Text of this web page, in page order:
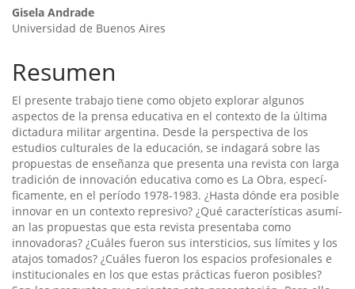
Contenido
principal
del
artículo
Gisela Andrade
Universidad de Buenos Aires
Resumen
El presente trabajo tiene como objeto explorar algunos
aspectos de la prensa educativa en el contexto de la última
dictadura militar argentina. Desde la perspectiva de los
estudios culturales de la educación, se indagará sobre las
propuestas de enseñanza que presenta una revista con larga
tradición de innovación educativa como es La Obra, especí­
ficamente, en el perí­odo 1978-1983. ¿Hasta dónde era posible
innovar en un contexto represivo? ¿Qué caracterí­sticas asumí­
an las propuestas que esta revista presentaba como
innovadoras? ¿Cuáles fueron sus intersticios, sus lí­mites y los
atajos tomados? ¿Cuáles fueron los espacios profesionales e
institucionales en los que estas prácticas fueron posibles?